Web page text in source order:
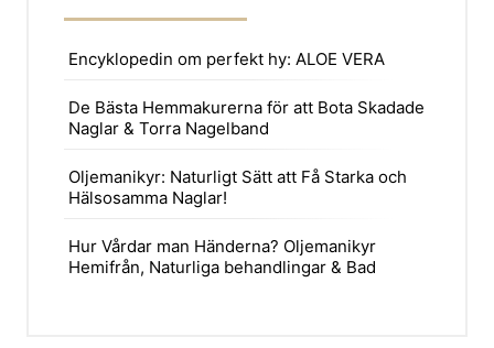
Encyklopedin om perfekt hy: ALOE VERA
De Bästa Hemmakurerna för att Bota Skadade
Naglar & Torra Nagelband
Oljemanikyr: Naturligt Sätt att Få Starka och
Hälsosamma Naglar!
Hur Vårdar man Händerna? Oljemanikyr
Hemifrån, Naturliga behandlingar & Bad